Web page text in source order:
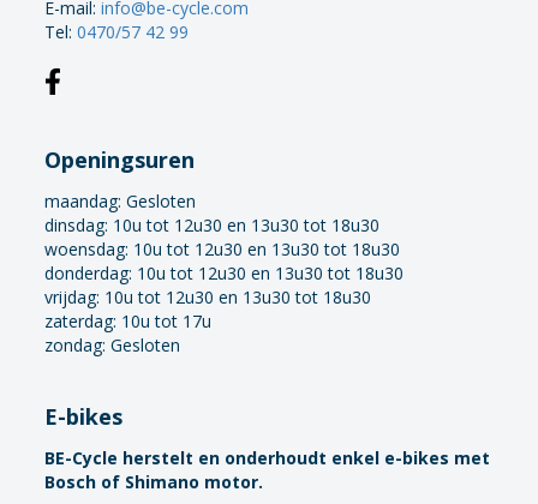
E-mail:info@be-cycle.com
Tel:0470/57 42 99
Openingsuren
maandag:Gesloten
dinsdag: 10u tot 12u30 en 13u30 tot 18u30
woensdag: 10u tot 12u30 en 13u30 tot 18u30
donderdag: 10u tot 12u30 en 13u30 tot 18u30
vrijdag: 10u tot 12u30 en 13u30 tot 18u30
zaterdag: 10u tot 17u
zondag: Gesloten
E-bikes
BE-Cycle herstelt en onderhoudt enkel e-bikes met
Bosch of Shimano motor.